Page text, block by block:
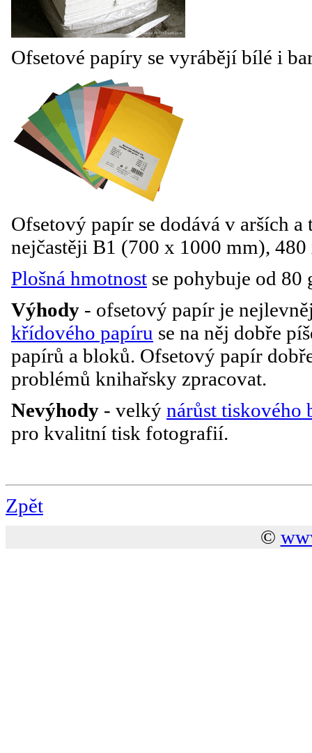
Ofsetové papíry se vyrábějí bílé i
Ofsetový papír se dodává v arších
nejčastěji B1 (700 x 1000 mm),
Plošná hmotnost se pohybuje od 80
Výhody - ofsetový papír je
křídového papíru se na něj dobře
papírů a bloků. Ofsetový papír
problémů knihařsky zpracovat.
Nevýhody - velký nárůst tiskového
pro kvalitní tisk fotografií.
Zpět
©